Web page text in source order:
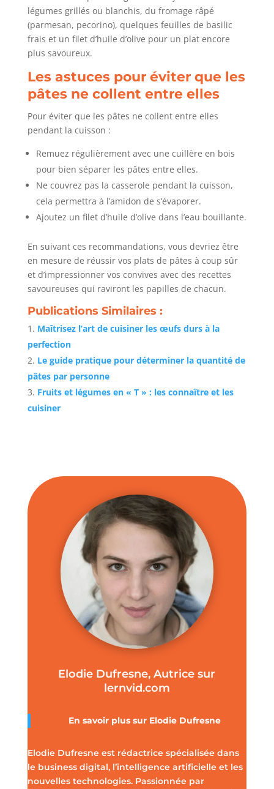
légumes grillés ou blanchis, du fromage râpé
(parmesan, pecorino), quelques feuilles de basilic
frais et un filet d’huile d’olive pour un plat encore
plus savoureux.
Les astuces pour éviter que les
pâtes ne collent entre elles
Pour éviter que les pâtes ne collent entre elles
pendant la cuisson :
Remuez régulièrement avec une cuillère en bois
pour bien séparer les pâtes entre elles.
Ne couvrez pas la casserole pendant la cuisson,
cela permettra à l’amidon de s’évaporer.
Ajoutez un filet d’huile d’olive dans l’eau bouillante.
En suivant ces recommandations, vous devriez être
en mesure de réussir vos plats de pâtes à coup sûr
et d’impressionner vos convives avec des recettes
savoureuses qui raviront les papilles de chacun.
Publications Similaires :
Maîtrisez l’art de cuisiner les œufs durs à la
perfection
Le guide pratique pour déterminer la quantité de
pâtes par personne
Fruits et légumes en « T » : les connaître et les
cuisiner
Elodie Dufresne, Autrice sur
lernvid.com
En savoir plus sur Elodie Dufresne
Elodie Dufresne est rédactrice spécialisée dans
le business digital, l’intelligence artificielle et les
nouvelles technologies. Passionnée par